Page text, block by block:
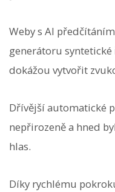
Weby s AI
generátoru syntetické
dokážou vytvořit
Dřívější automatické
nepřirozeně a hned
hlas.
Díky rychlému